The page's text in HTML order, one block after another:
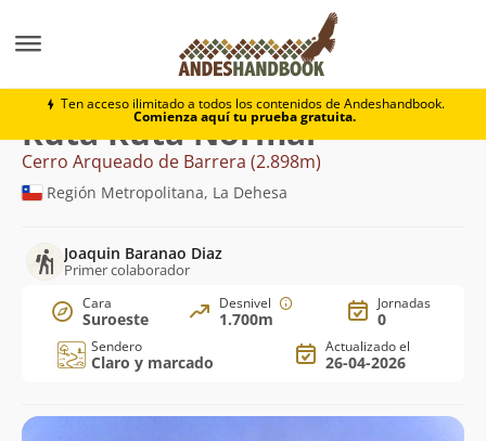
Ten acceso ilimitado a todos los contenidos de Andeshandbook.
Comienza aquí tu prueba gratuita.
Cerro Arqueado de Barrera
Ruta Ruta Normal
Cerro Arqueado de Barrera (2.898m)
Región Metropolitana, La Dehesa
Joaquin Baranao Diaz
Primer colaborador
Cara
Suroeste
Desnivel
1.700m
Jornadas
0
Sendero
Claro y marcado
Actualizado el
26-04-2026